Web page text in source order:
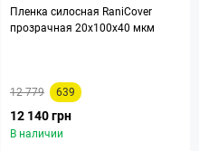
Пленка силосная RaniCover
прозрачная 20х100х40 мкм
12 779 639
12 140 грн
В наличии